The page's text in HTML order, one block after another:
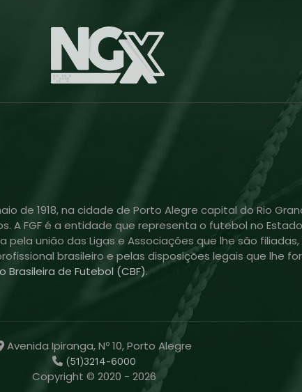
de 1918, na cidade de Porto Alegre capital do Rio
A FGF é a entidade que representa o futebol no
união das Ligas e Associações que lhe são
brasileiro e pelas disposições legais que lhe
Brasileira de Futebol (CBF).
Avenida Ipiranga, Nº 10, Porto Alegre
(51)3214-6000
Copyright © 2020 - 2026